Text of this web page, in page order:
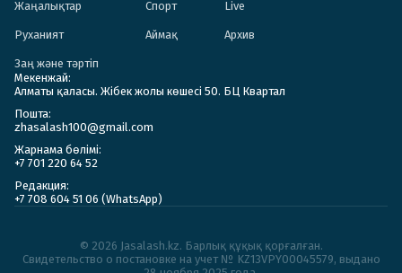
Жаңалықтар Спорт Live
Руханият Аймақ Архив
Заң және тәртіп
Мекенжай:
Алматы қаласы. Жібек жолы көшесі 50. БЦ Квартал
Пошта:
zhasalash100@gmail.com
Жарнама бөлімі:
+7 701 220 64 52
Редакция:
+7 708 604 51 06 (WhatsApp)
© 2026 Jasalash.kz. Барлық құқық қорғалған.
Cвидетельство о постановке на учет № KZ13VPY00045579, выдано